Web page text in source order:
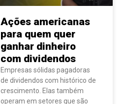
Ações americanas
para quem quer
ganhar dinheiro
com dividendos
Empresas sólidas pagadoras
de dividendos com histórico de
crescimento. Elas também
operam em setores que são